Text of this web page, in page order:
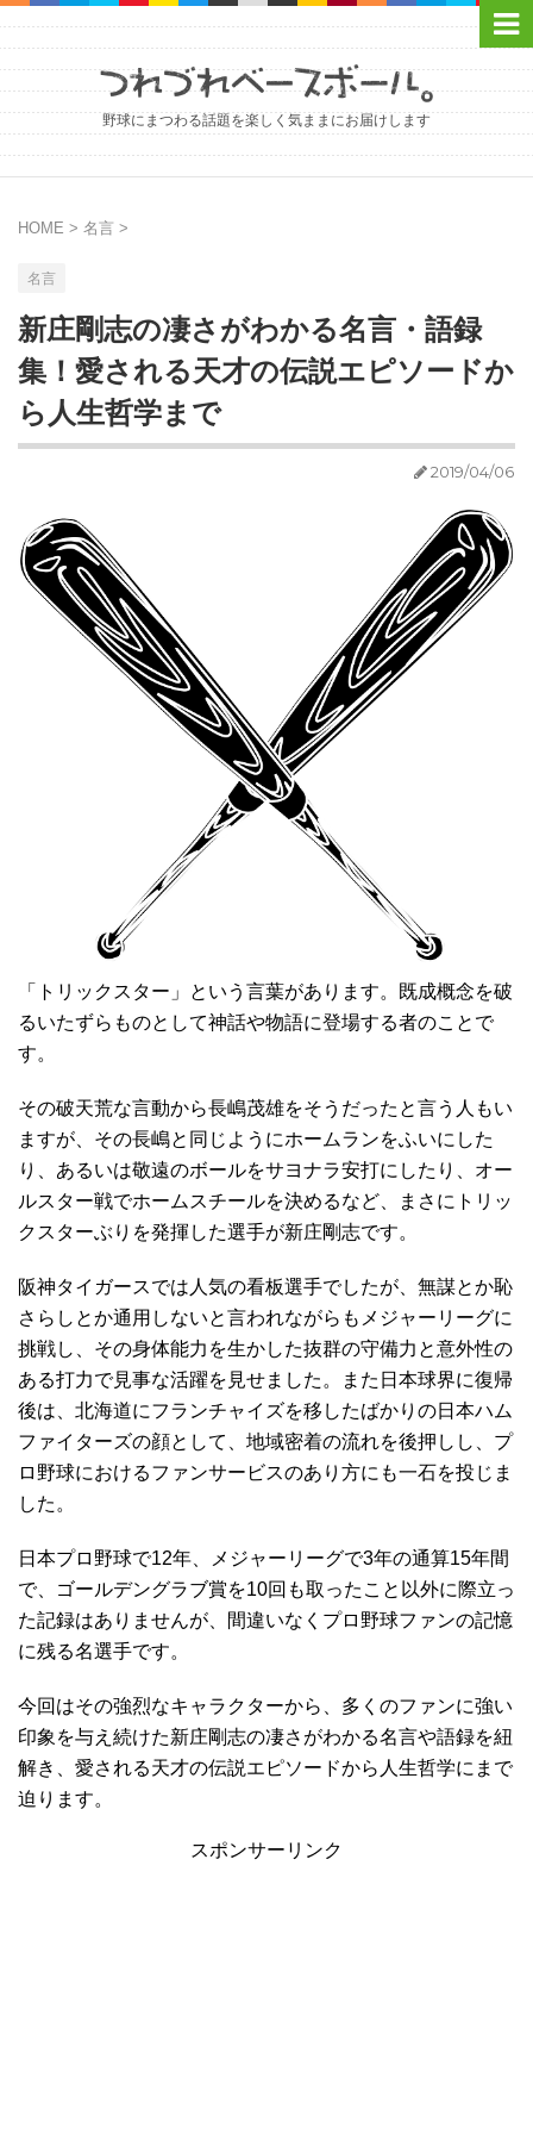
野球にまつわる話題を楽しく気ままにお届けします
HOME > 名言 >
名言
新庄剛志の凄さがわかる名言・語録
集！愛される天才の伝説エピソードか
ら人生哲学まで
2019/04/06
「トリックスター」という言葉があります。既成概念を破
るいたずらものとして神話や物語に登場する者のことで
す。
その破天荒な言動から長嶋茂雄をそうだったと言う人もい
ますが、その長嶋と同じようにホームランをふいにした
り、あるいは敬遠のボールをサヨナラ安打にしたり、オー
ルスター戦でホームスチールを決めるなど、まさにトリッ
クスターぶりを発揮した選手が新庄剛志です。
阪神タイガースでは人気の看板選手でしたが、無謀とか恥
さらしとか通用しないと言われながらもメジャーリーグに
挑戦し、その身体能力を生かした抜群の守備力と意外性の
ある打力で見事な活躍を見せました。また日本球界に復帰
後は、北海道にフランチャイズを移したばかりの日本ハム
ファイターズの顔として、地域密着の流れを後押しし、プ
ロ野球におけるファンサービスのあり方にも一石を投じま
した。
日本プロ野球で12年、メジャーリーグで3年の通算15年間
で、ゴールデングラブ賞を10回も取ったこと以外に際立っ
た記録はありませんが、間違いなくプロ野球ファンの記憶
に残る名選手です。
今回はその強烈なキャラクターから、多くのファンに強い
印象を与え続けた新庄剛志の凄さがわかる名言や語録を紐
解き、愛される天才の伝説エピソードから人生哲学にまで
迫ります。
スポンサーリンク